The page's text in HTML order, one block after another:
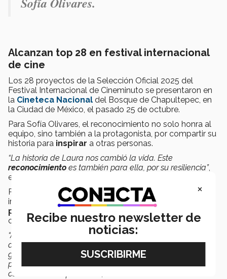
Alcanzan top 28 en festival internacional
de cine
Los 28 proyectos de la Selección Oficial 2025 del
Festival Internacional de Cineminuto se presentaron en
la Cineteca Nacional del Bosque de Chapultepec, en
la Ciudad de México, el pasado 25 de octubre.
Para Sofía Olivares, el reconocimiento no solo honra al
equipo, sino también a la protagonista, por compartir su
historia para inspirar a otras personas.
“La historia de Laura nos cambió la vida. Este
reconocimiento es también para ella, por su resiliencia”,
expresa.
Por su parte, Abril Hernández reflexiona sobre el
impacto que este proyecto tuvo en suformación
profesional,
más allá de los aspectos técnicos, en la
comprensión del propósito de su carrera.
“Aprendí el proceso completo para crear un documental,
desde la planeación y la gestión de recursos hasta la
grabación. Pero, más allá de lo técnico, comprendí el
poder de lacomunicaciónpara generar conciencia y
conmover a las personas”
×
Recibe nuestro newsletter de
noticias: